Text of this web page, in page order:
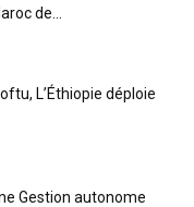
de...
L’Éthiopie déploie
Gestion autonome